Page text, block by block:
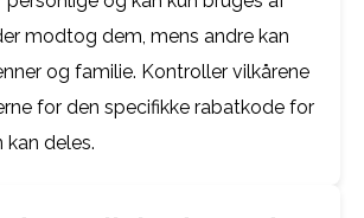
modtog dem, mens andre kan
og familie. Kontroller vilkårene
for den specifikke rabatkode for
kan deles.